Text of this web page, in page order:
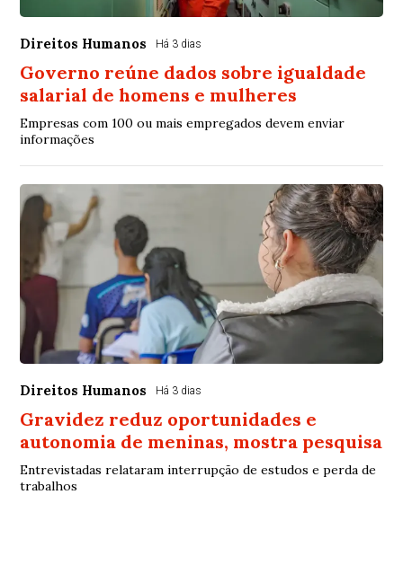
Direitos Humanos Há 3 dias
Governo reúne dados sobre igualdade
salarial de homens e mulheres
Empresas com 100 ou mais empregados devem enviar
informações
Direitos Humanos Há 3 dias
Gravidez reduz oportunidades e
autonomia de meninas, mostra pesquisa
Entrevistadas relataram interrupção de estudos e perda de
trabalhos